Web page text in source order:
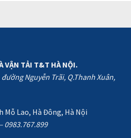
VẬN TẢI T&T HÀ NỘI.
Nguyễn Trãi, Q.Thanh Xuân,
Mỗ Lao, Hà Đông, Hà Nội
0983.767.899